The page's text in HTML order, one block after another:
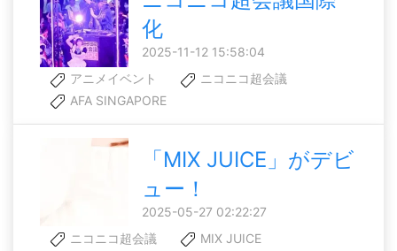
化
2025-11-12 15:58:04
アニメイベント
ニコニコ超会議
AFA SINGAPORE
「MIX JUICE」がデビ
ュー！
2025-05-27 02:22:27
ニコニコ超会議
MIX JUICE